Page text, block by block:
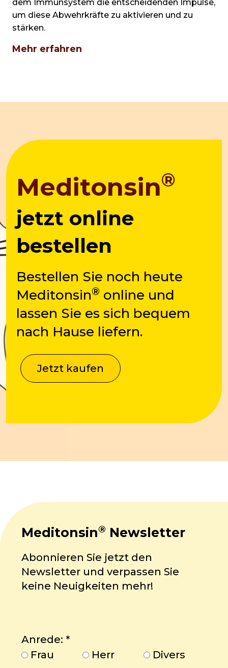
dem Immunsystem die entscheidenden Impulse,
um diese Abwehrkräfte zu aktivieren und zu
stärken.
Mehr erfahren
Meditonsin®
jetzt online
bestellen
Bestellen Sie noch heute
Meditonsin® online und
lassen Sie es sich bequem
nach Hause liefern.
Jetzt kaufen
Meditonsin® Newsletter
Abonnieren Sie jetzt den
Newsletter und verpassen Sie
keine Neuigkeiten mehr!
Anrede: *
Frau
Herr
Divers